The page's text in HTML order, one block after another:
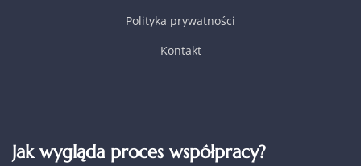
Polityka prywatności
Kontakt
Jak wygląda proces współpracy?